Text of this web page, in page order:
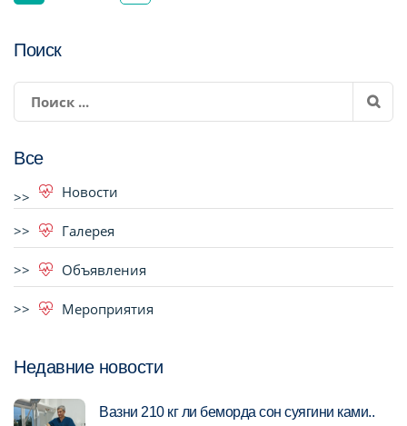
Поиск
Все
Новости
Галерея
Объявления
Мероприятия
Недавние новости
Вазни 210 кг ли беморда сон суягини ками..